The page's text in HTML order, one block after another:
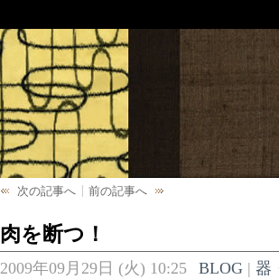
次の記事へ 前の記事へ
肉を断つ！
2009年09月29日 (火) 10:25 BLOG| 器